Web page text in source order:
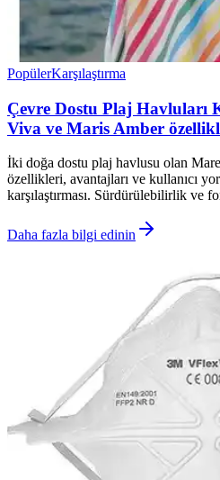
PopülerKarşılaştırma
Çevre Dostu Plaj Havluları
Viva ve Maris Amber
İki doğa dostu plaj havlusu olan
özellikleri, avantajları ve kullanıcı
karşılaştırması. Sürdürülebilirlik ve
Daha fazla bilgi edinin